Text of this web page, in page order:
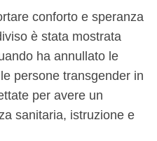
conforto e speranza
è stata mostrata
ha annullato le
persone transgender in
per avere un
sanitaria, istruzione e